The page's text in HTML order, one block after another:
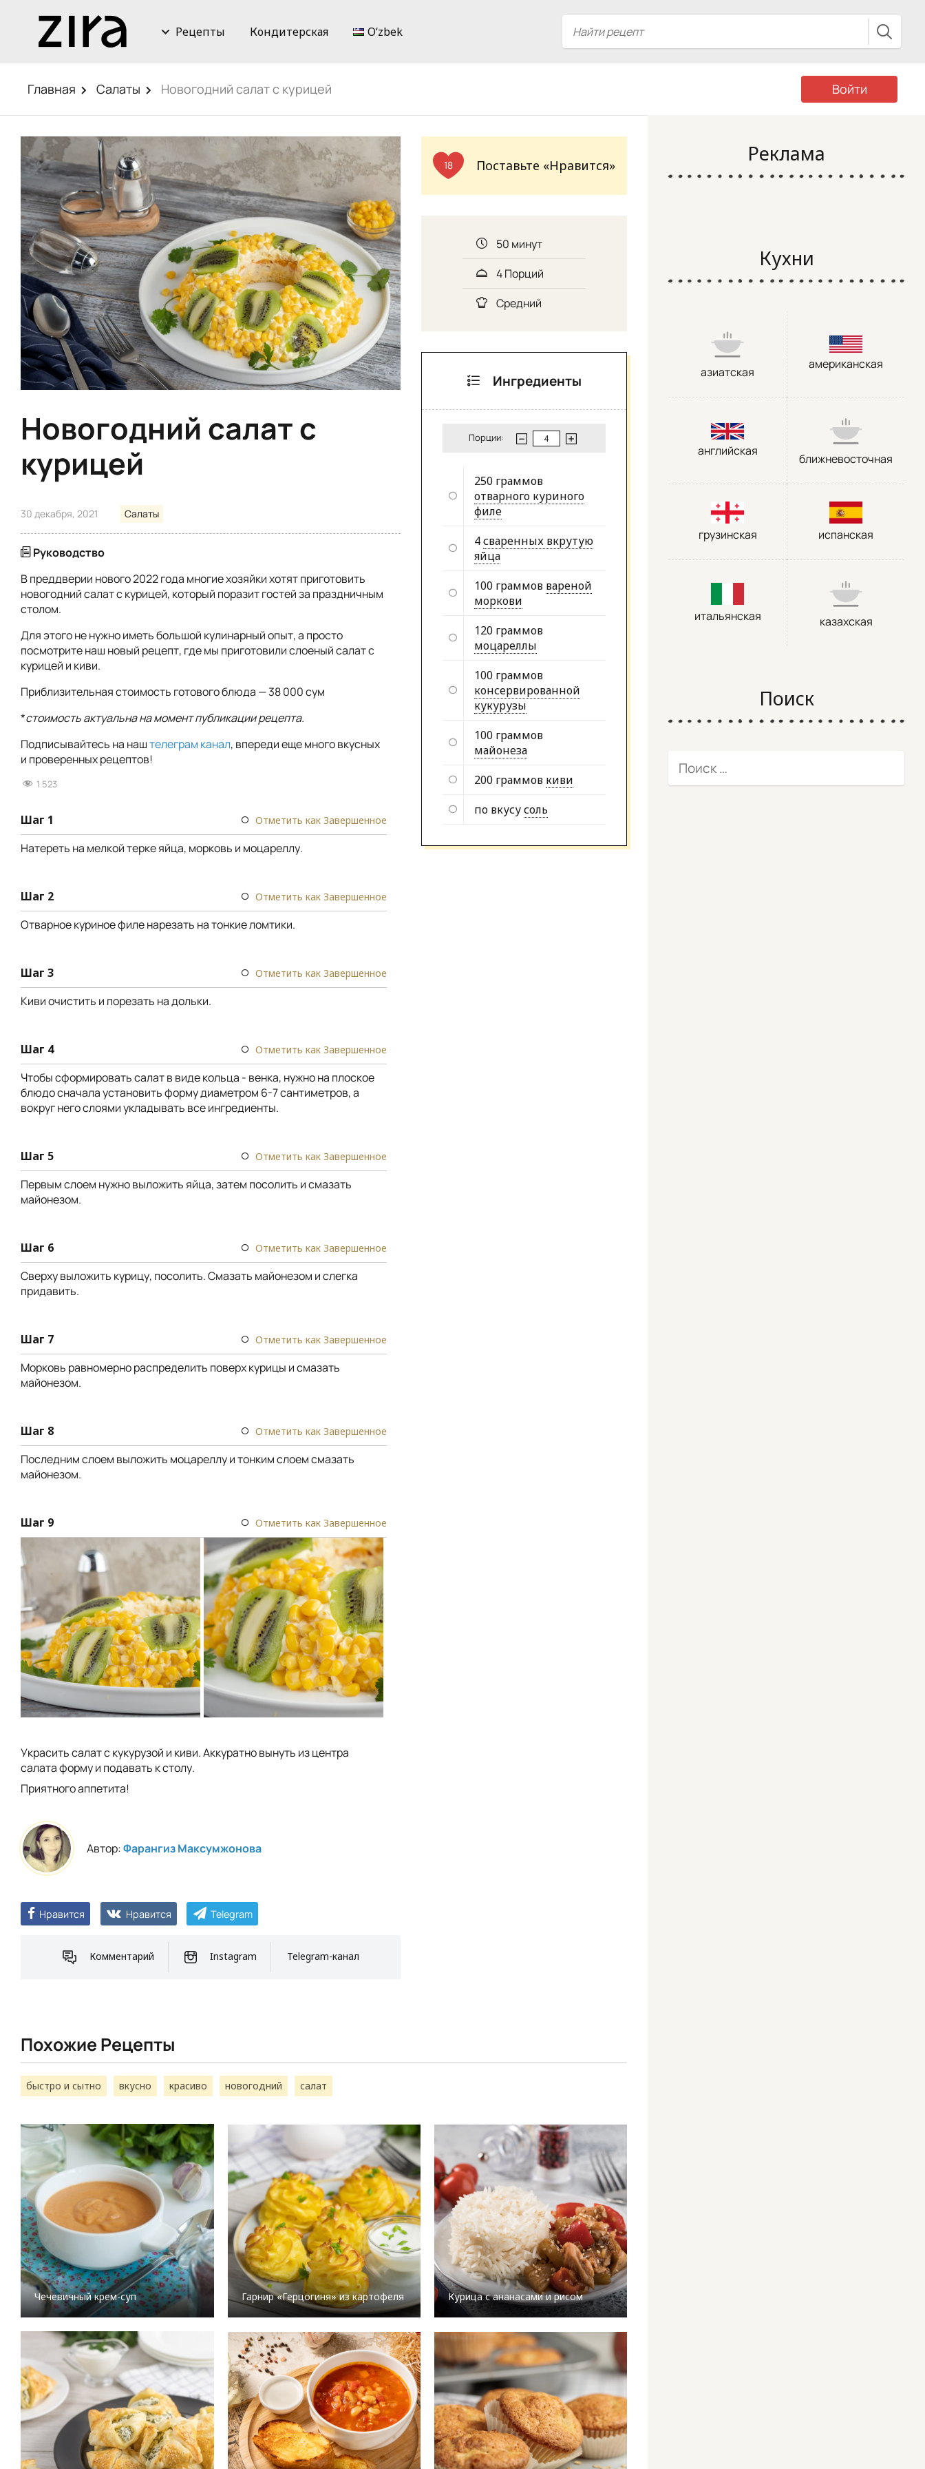
Рецепты Кондитерская Oʻzbek
Главная Салаты Новогодний салат с курицей Войти
Новогодний салат с
курицей
30 декабря, 2021 Салаты
Руководство
В преддверии нового 2022 года многие хозяйки хотят приготовить
новогодний салат с курицей, который поразит гостей за праздничным
столом.
Для этого не нужно иметь большой кулинарный опыт, а просто
посмотрите наш новый рецепт, где мы приготовили слоеный салат с
курицей и киви.
Приблизительная стоимость готового блюда — 38 000 сум
*стоимость актуальна на момент публикации рецепта.
Подписывайтесь на наштелеграм канал, впереди еще много вкусных
и проверенных рецептов!
1 523
Шаг 1 Отметить как Завершенное
Натереть на мелкой терке яйца, морковь и моцареллу.
Шаг 2 Отметить как Завершенное
Отварное куриное филе нарезать на тонкие ломтики.
Шаг 3 Отметить как Завершенное
Киви очистить и порезать на дольки.
Шаг 4 Отметить как Завершенное
Чтобы сформировать салат в виде кольца - венка, нужно на плоское
блюдо сначала установить форму диаметром 6-7 сантиметров, а
вокруг него слоями укладывать все ингредиенты.
Шаг 5 Отметить как Завершенное
Первым слоем нужно выложить яйца, затем посолить и смазать
майонезом.
Шаг 6 Отметить как Завершенное
Сверху выложить курицу, посолить. Смазать майонезом и слегка
придавить.
Шаг 7 Отметить как Завершенное
Морковь равномерно распределить поверх курицы и смазать
майонезом.
Шаг 8 Отметить как Завершенное
Последним слоем выложить моцареллу и тонким слоем смазать
майонезом.
Шаг 9 Отметить как Завершенное
Украсить салат с кукурузой и киви. Аккуратно вынуть из центра
салата форму и подавать к столу.
Приятного аппетита!
Автор:Фарангиз Максумжонова
Нравится Нравится Telegram
Комментарий Instagram Telegram-канал
18 Поставьте «Нравится»
50 минут
4 Порций
Средний
Ингредиенты
Порции:
250 граммов
отварного куриного
филе
4сваренных вкрутую
яйца
100 граммов вареной
моркови
120 граммов
моцареллы
100 граммов
консервированной
кукурузы
100 граммов
майонеза
200 граммов киви
по вкусусоль
Похожие Рецепты
быстро и сытно вкусно красиво новогодний салат
Чечевичный крем-суп Гарнир «Герцогиня» из картофеля Курица с ананасами и рисом
Реклама
Кухни
азиатская
американская
английская
ближневосточная
грузинская испанская
итальянская казахская
Поиск